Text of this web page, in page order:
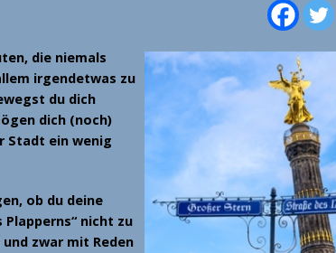
die niemals
irgendetwas zu
du dich
dich (noch)
Stadt ein wenig
ob du deine
nicht zu
zwar mit Reden